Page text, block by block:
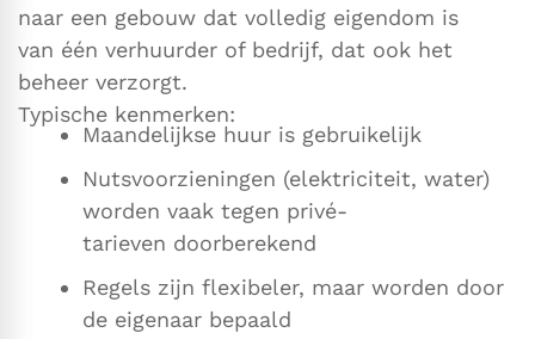
naar een gebouw dat volledig eigendom is
van één verhuurder of bedrijf, dat ook het
beheer verzorgt.
Typische kenmerken:
Maandelijkse huur is gebruikelijk
Nutsvoorzieningen (elektriciteit, water)
worden vaak tegen privé-
tarieven doorberekend
Regels zijn flexibeler, maar worden door
de eigenaar bepaald